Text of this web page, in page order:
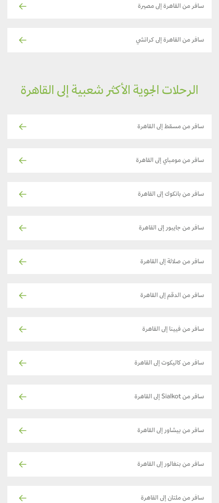
سافر من القاهرة إلى مصيرة
سافر من القاهرة إلى كراتشي
الرحلات الجوية الأكثر شعبية إلى القاهرة
سافر من مسقط إلى القاهرة
سافر من مومباي إلى القاهرة
سافر من بانكوك إلى القاهرة
سافر من جايبور إلى القاهرة
سافر من صلالة إلى القاهرة
سافر من الدقم إلى القاهرة
سافر من فيينا إلى القاهرة
سافر من كاليكوت إلى القاهرة
سافر من Sialkot إلى القاهرة
سافر من بيشاور إلى القاهرة
سافر من بنغالور إلى القاهرة
سافر من ملتان إلى القاهرة